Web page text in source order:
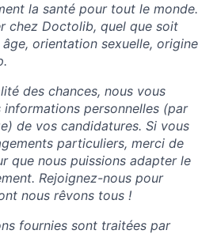
la santé pour tout le monde.
chez Doctolib, quel que soit
orientation sexuelle, origine
des chances, nous vous
personnelles (par
de vos candidatures. Si vous
particuliers, merci de
que nous puissions adapter le
Rejoignez-nous pour
nous rêvons tous !
fournies sont traitées par